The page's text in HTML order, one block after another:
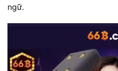
ngữ.